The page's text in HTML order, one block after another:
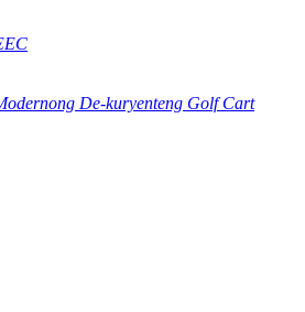
De-kuryenteng Golf Cart